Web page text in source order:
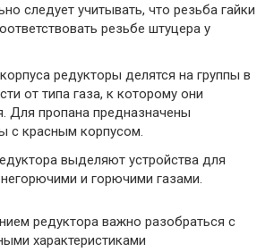
следует учитывать, что резьба гайки
резьбе штуцера у
редукторы делятся на группы в
от типа газа, к которому они
Для пропана предназначены
с красным корпусом.
выделяют устройства для
и горючими газами.
редуктора важно разобраться с
характеристиками